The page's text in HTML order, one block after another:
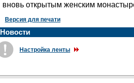
вновь открытым женским
Версия для печати
Новости
Настройка ленты